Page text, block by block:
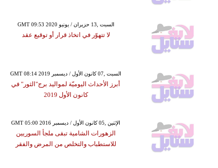
GMT 09:53 2020 السبت ,13 حزيران / يونيو
لا تتهوّر في اتخاذ قرار أو توقيع عقد
GMT 08:14 2019 السبت ,07 كانون الأول / ديسمبر
أبرز الأحداث اليوميّة لمواليد برج"الثور" في
كانون الأول 2019
GMT 05:00 2016 الإثنين ,05 كانون الأول / ديسمبر
الزهورات الشامية تبقى ملجأ السوريين
للاستطباب والتخلص من المرض والفقر